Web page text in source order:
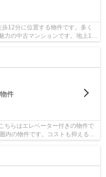
12分に位置する物件です。多く
力の中古マンションです。地上11
件
ちらはエレベーター付きの物件で
内の物件です。コストも抑えるこ